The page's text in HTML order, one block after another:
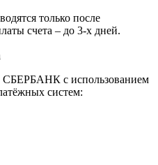
только после
счета – до 3-х дней.
СБЕРБАНК с использованием
систем: